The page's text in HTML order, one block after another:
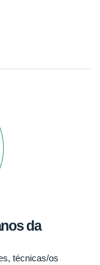
da
técnicas/os